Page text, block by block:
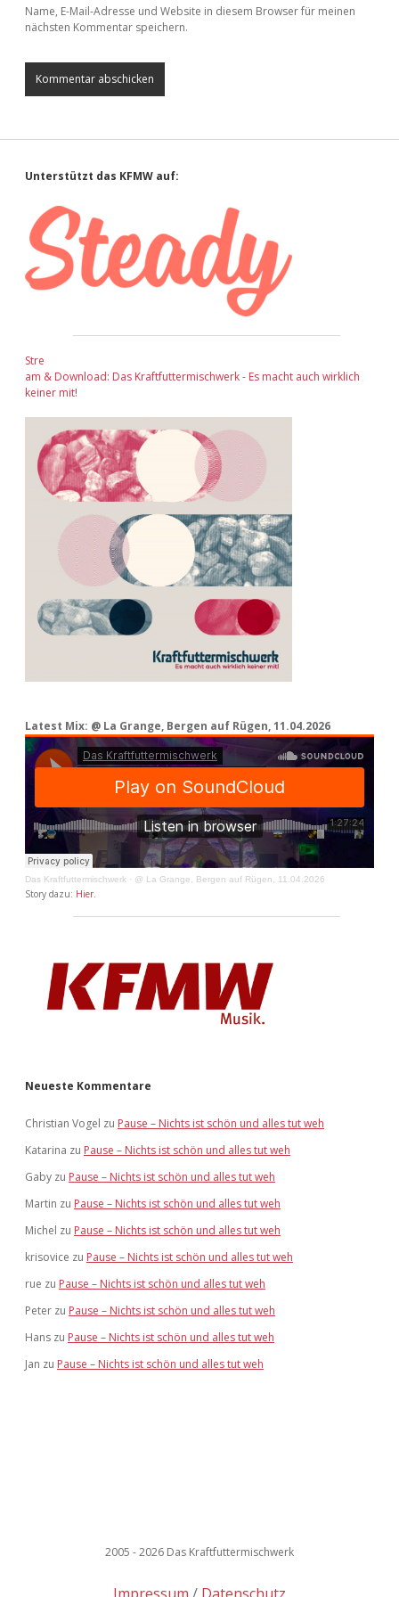
Name, E-Mail-Adresse und Website in diesem Browser für meinen
nächsten Kommentar speichern.
Sidebar
Unterstützt das KFMW auf:
Stre
am & Download: Das Kraftfuttermischwerk - Es macht auch wirklich
keiner mit!
Latest Mix: @ La Grange, Bergen auf Rügen, 11.04.2026
Das Kraftfuttermischwerk · @ La Grange, Bergen auf Rügen, 11.04.2026
Story dazu: Hier.
Neueste Kommentare
Christian Vogel zu Pause – Nichts ist schön und alles tut weh
Katarina zu Pause – Nichts ist schön und alles tut weh
Gaby zu Pause – Nichts ist schön und alles tut weh
Martin zu Pause – Nichts ist schön und alles tut weh
Michel zu Pause – Nichts ist schön und alles tut weh
krisovice zu Pause – Nichts ist schön und alles tut weh
rue zu Pause – Nichts ist schön und alles tut weh
Peter zu Pause – Nichts ist schön und alles tut weh
Hans zu Pause – Nichts ist schön und alles tut weh
Jan zu Pause – Nichts ist schön und alles tut weh
2005 - 2026 Das Kraftfuttermischwerk